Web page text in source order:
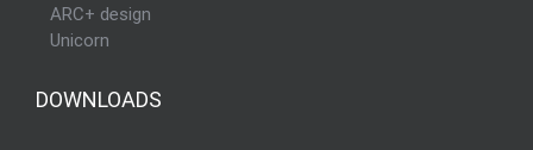
ARC+ design
Unicorn
DOWNLOADS